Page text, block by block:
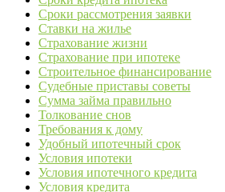
Сроки рассмотрения заявки
Ставки на жилье
Страхование жизни
Страхование при ипотеке
Строительное финансирование
Судебные приставы советы
Сумма займа правильно
Толкование снов
Требования к дому
Удобный ипотечный срок
Условия ипотеки
Условия ипотечного кредита
Условия кредита